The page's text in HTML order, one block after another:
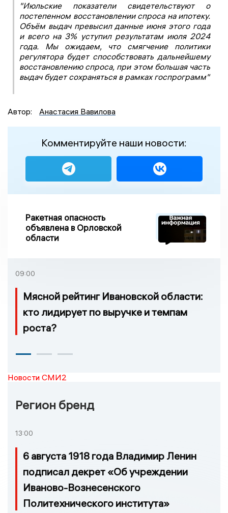
"Июльские показатели свидетельствуют о
постепенном восстановлении спроса на ипотеку.
Объём выдач превысил данные июня этого года
и всего на 3% уступил результатам июля 2024
года. Мы ожидаем, что смягчение политики
регулятора будет способствовать дальнейшему
восстановлению спроса, при этом большая часть
выдач будет сохраняться в рамках госпрограмм"
Автор: Анастасия Вавилова
Комментируйте наши новости:
Ракетная опасность
объявлена в Орловской
области
09:00
Мясной рейтинг Ивановской области:
кто лидирует по выручке и темпам
роста?
Новости СМИ2
Регион бренд
13:00
6 августа 1918 года Владимир Ленин
подписал декрет «Об учреждении
Иваново-Вознесенского
Политехнического института»